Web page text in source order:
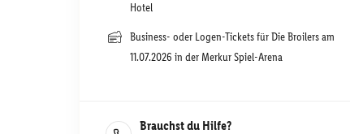
Hotel
Business- oder Logen-Tickets für Die Broilers am
11.07.2026 in der Merkur Spiel-Arena
Brauchst du Hilfe?